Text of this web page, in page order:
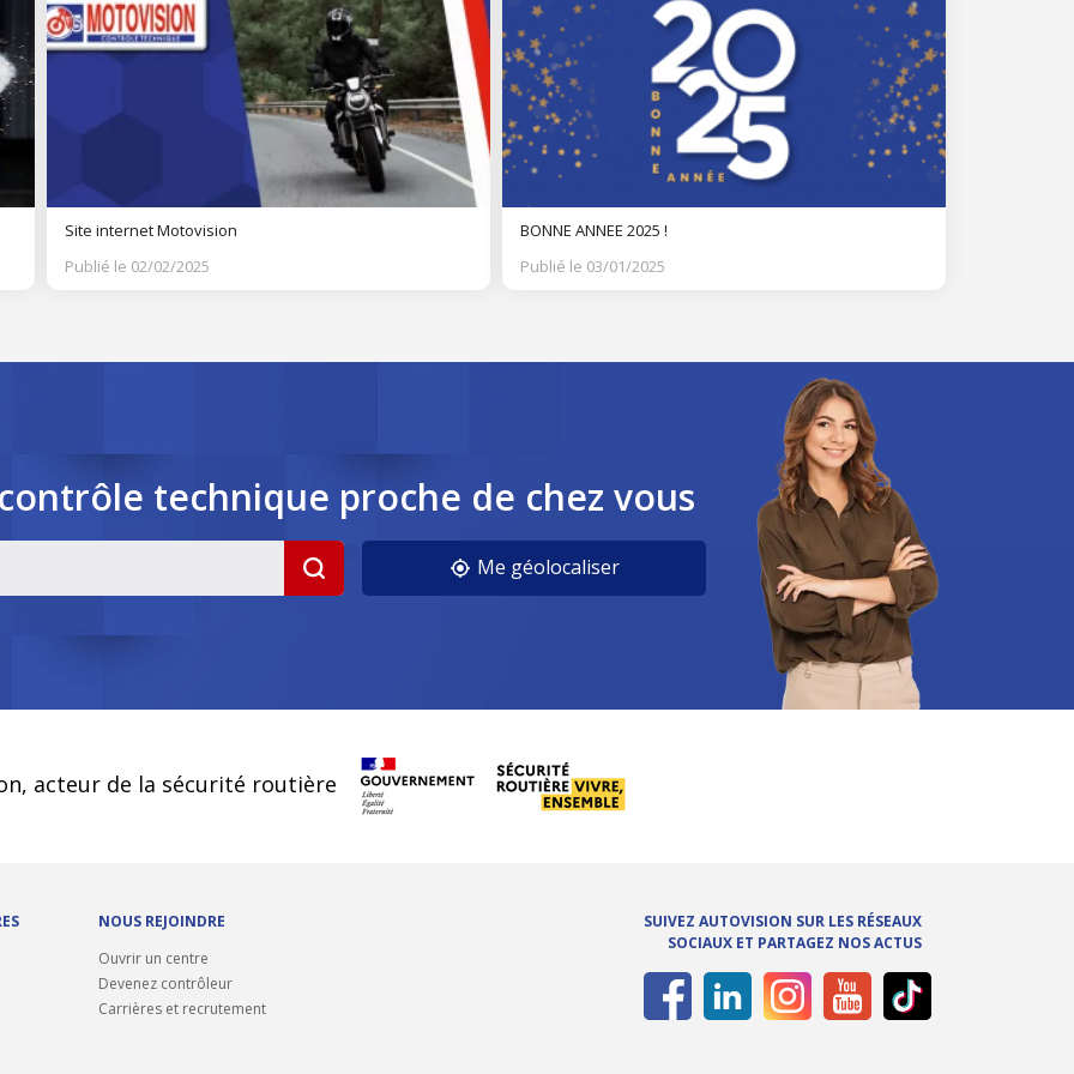
Site internet Motovision
Publié le 02/02/2025
BONNE ANNEE 2025 !
Publié le 03/01/2025
technique proche de chez vous
Me géolocaliser
acteur de la sécurité routière
NOUS REJOINDRE
Ouvrir un centre
Devenez contrôleur
Carrières et recrutement
SUIVEZ AUTOVISION SUR LES RÉSEAUX
SOCIAUX ET PARTAGEZ NOS ACTUS